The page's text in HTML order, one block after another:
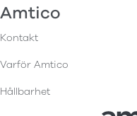
Amtico
Kontakt
Varför Amtico
Hållbarhet